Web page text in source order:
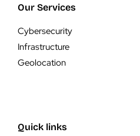
Our Services
Cybersecurity
Infrastructure
Geolocation
Quick links